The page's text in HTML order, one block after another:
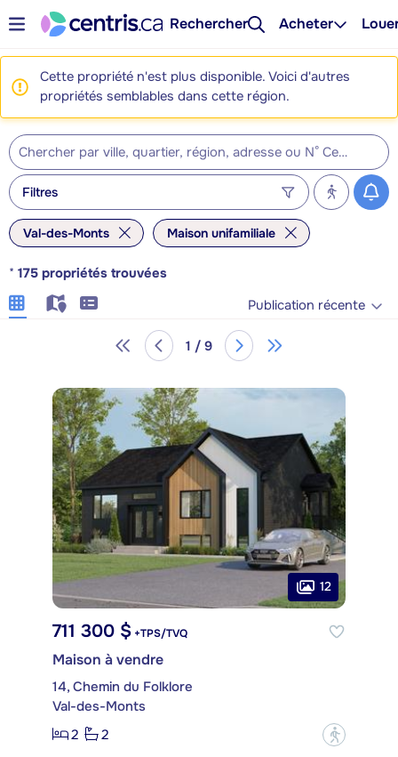
Rechercher Acheter
Cette propriété n'est plus disponible. Voici d'autres
propriétés semblables dans cette région.
Filtres
Val-des-Monts Maison unifamiliale
* 175 propriétés trouvées
Publication récente
1 / 9
12
711 300 $ +TPS/TVQ
Maison à vendre
14, Chemin du Folklore
Val-des-Monts
2
2 ?